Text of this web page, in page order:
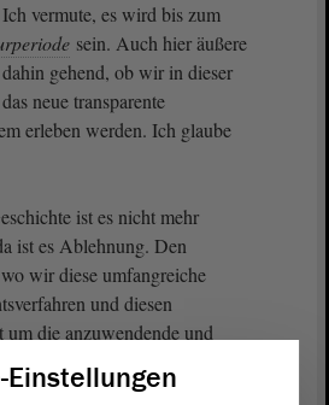
vermute, es wird bis zum
sein. Auch hier äußere
gehend, ob wir in dieser
das neue transparente
erleben werden. Ich glaube
ist es nicht mehr
ist es Ablehnung. Den
wir diese umfangreiche
und diesen
um die anzuwendende und
nein, wir schreiben jetzt in